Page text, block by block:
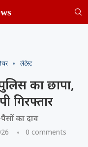
लेटेस्ट
का छापा,
का दाव
0 comments